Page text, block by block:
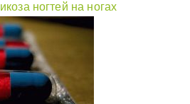
ногтей на ногах